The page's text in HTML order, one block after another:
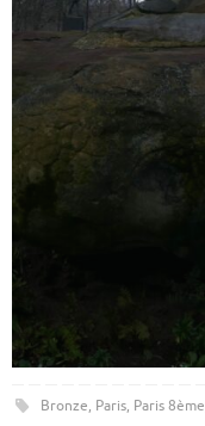
Bronze, Paris, Paris 8ème